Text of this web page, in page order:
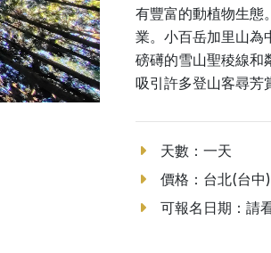
有豐富的動植物生態
業。小百岳加里山為
磅礡的雪山聖稜線和
吸引許多登山客尋芳
天數：一天
價格：台北(台
可報名日期：請